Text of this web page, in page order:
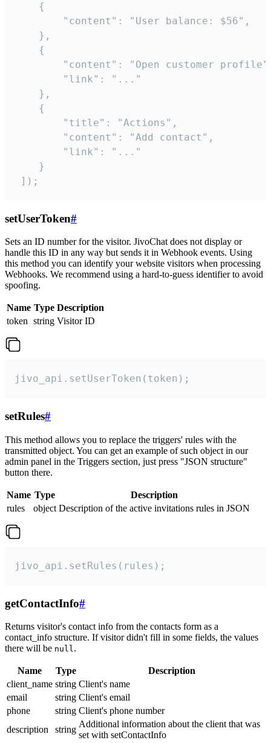
    {
        "content": "User balance: $56",
    },
    {
"content": "Open customer
        "link": "..."
    },
    {
        "title": "Actions",
        "content": "Add contact",
        "link": "..."
    }
]);
setUserToken#
Sets an ID number for the visitor. JivoChat does not display or
handle this ID in any way but sends it in Webhook events. Using
this method you can identify your website visitors when processing
Webhooks. We recommend using a hard-to-guess identifier to avoid
spoofing.
Name Type Description
token string Visitor ID
jivo_api.setUserToken(token);
setRules#
This method allows you to replace the triggers' rules with the
transmitted object. You can get an example of such object in our
admin panel in the Triggers section, just press "JSON structure"
button there.
Name Type
Description
rules
object Description of the active invitations rules in JSON
jivo_api.setRules(rules);
getContactInfo#
Returns visitor's contact info from the contacts form as a
contact_info structure. If visitor didn't fill in some fields, the values
there will be null.
Name Type
Description
client_name string Client's name
email
string Client's email
phone
string Client's phone number
description
string
Additional information about the client that was
set with setContactInfo